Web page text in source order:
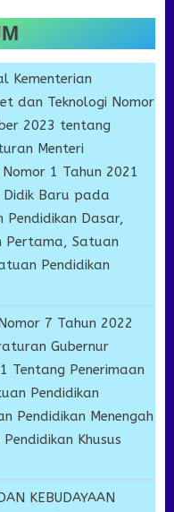
Kementerian
dan Teknologi Nomor
2023 tentang
Menteri
1 Tahun 2021
Didik Baru pada
Pendidikan Dasar,
Pertama, Satuan
Pendidikan
7 Tahun 2022
Gubernur
Tentang Penerimaan
Pendidikan
Pendidikan Menengah
Khusus
KEBUDAYAAN